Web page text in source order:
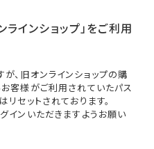
ラインショップ」をご利用
、旧オンラインショップの購
客様がご利用されていたパス
セットされております。
インいただきますようお願い